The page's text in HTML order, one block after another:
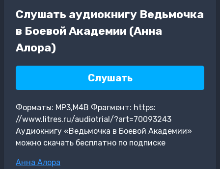
Слушать аудиокнигу Ведьмочка
в Боевой Академии (Анна
Алора)
Слушать
Форматы: MP3,M4B Фрагмент: https:
//www.litres.ru/audiotrial/?art=70093243
Аудиокнигу «Ведьмочка в Боевой Академии»
можно скачать бесплатно по подписке
Метки
Анна Алора